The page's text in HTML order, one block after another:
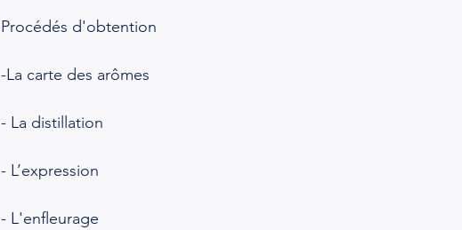
Procédés d'obtention
-La carte des arômes
- La distillation
- L’expression
- L'enfleurage